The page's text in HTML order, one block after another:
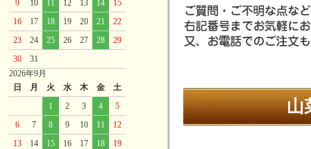
9
10 11 12 13 14
15
16
17 18 19 20 21
22
23
24 25 26 27 28
29
30
31
2026年9月
日
月 火 水 木 金
土
1
2 3 4
5
6
7 8 9 10 11
12
13
14 15 16 17 18
19
山